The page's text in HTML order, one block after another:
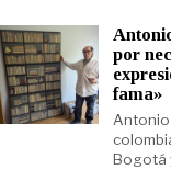
por
fama»
Antonio
Bogotá